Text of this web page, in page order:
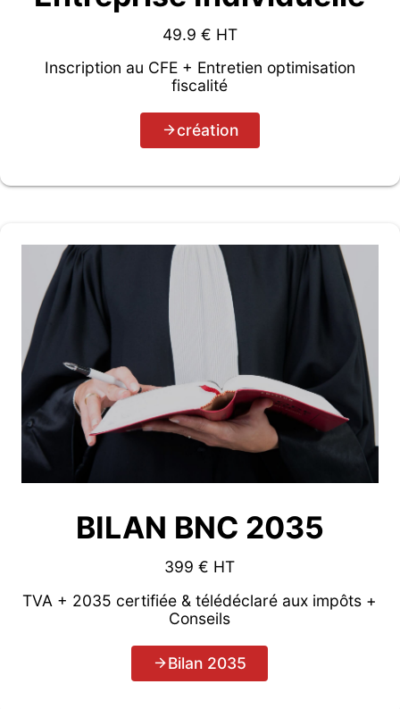
49.9 € HT
Inscription au CFE + Entretien optimisation
fiscalité
création
BILAN BNC 2035
399 € HT
TVA + 2035 certifiée & télédéclaré aux impôts +
Conseils
Bilan 2035